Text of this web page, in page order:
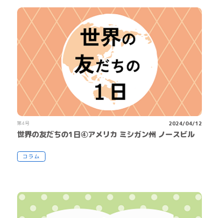
第4号 2024/04/12
世界の友だちの1日④アメリカ ミシガン州 ノースビル
コラム